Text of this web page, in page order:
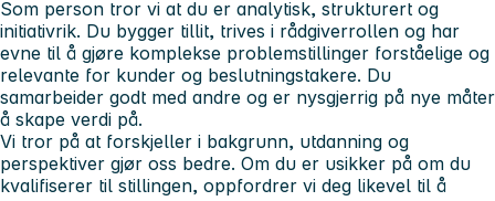
Som person tror vi at du er analytisk, strukturert og
initiativrik. Du bygger tillit, trives i rådgiverrollen og har
evne til å gjøre komplekse problemstillinger forståelige og
relevante for kunder og beslutningstakere. Du
samarbeider godt med andre og er nysgjerrig på nye måter
å skape verdi på.
Vi tror på at forskjeller i bakgrunn, utdanning og
perspektiver gjør oss bedre. Om du er usikker på om du
kvalifiserer til stillingen, oppfordrer vi deg likevel til å